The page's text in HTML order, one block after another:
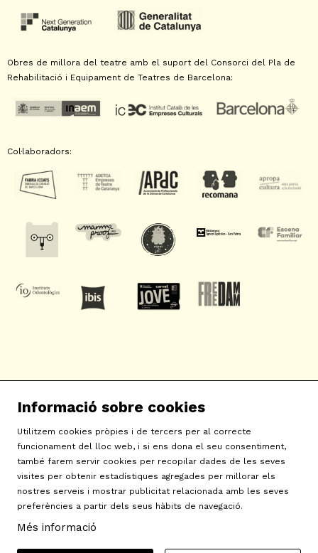
Obres de millora del teatre amb el suport del Consorci del Pla de
Rehabilitació i Equipament de Teatres de Barcelona:
Col·laboradors:
c/ Neopàtria, 54
08030 Barcelona
info@sat-teatre.cat | 933457930
Sitemap | Avís Legal | Ús de Cookies | Contactar
Política de privacitat | Declaració d'accessibilitat
Informació sobre cookies
Utilitzem cookies pròpies i de tercers per al correcte
funcionament del lloc web, i si ens dona el seu consentiment,
també farem servir cookies per recopilar dades de les seves
visites per obtenir estadístiques agregades per millorar els
nostres serveis i mostrar publicitat relacionada amb les seves
preferències a partir dels seus hàbits de navegació.
Més informació